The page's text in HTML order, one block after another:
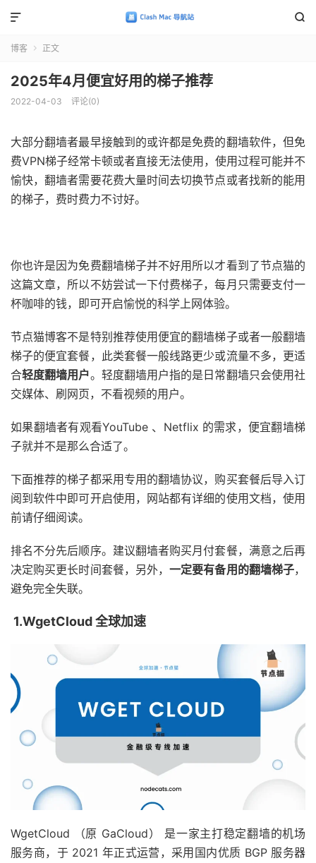


博客  正文
2025年4月便宜好用的梯子推荐
2022-04-03 评论(0)
大部分翻墙者最早接触到的或许都是免费的翻墙软件，但免
费VPN梯子经常卡顿或者直接无法使用，使用过程可能并不
愉快，翻墙者需要花费大量时间去切换节点或者找新的能用
的梯子，费时费力不讨好。
你也许是因为免费翻墙梯子并不好用所以才看到了节点猫的
这篇文章，所以不妨尝试一下付费梯子，每月只需要支付一
杯咖啡的钱，即可开启愉悦的科学上网体验。
节点猫博客不是特别推荐使用便宜的翻墙梯子或者一般翻墙
梯子的便宜套餐，此类套餐一般线路更少或流量不多，更适
合轻度翻墙用户。轻度翻墙用户指的是日常翻墙只会使用社
交媒体、刷网页，不看视频的用户。
如果翻墙者有观看YouTube 、Netflix 的需求，便宜翻墙梯
子就并不是那么合适了。
下面推荐的梯子都采用专用的翻墙协议，购买套餐后导入订
阅到软件中即可开启使用，网站都有详细的使用文档，使用
前请仔细阅读。
排名不分先后顺序。建议翻墙者购买月付套餐，满意之后再
决定购买更长时间套餐，另外，一定要有备用的翻墙梯子，
避免完全失联。
1.WgetCloud 全球加速
WgetCloud （原 GaCloud） 是一家主打稳定翻墙的机场
服务商，于 2021 年正式运营，采用国内优质 BGP 服务器